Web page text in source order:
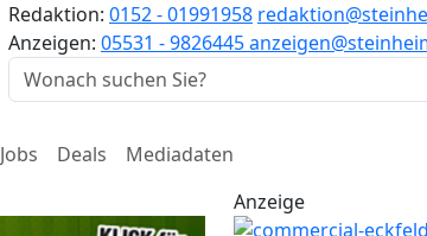
Redaktion: 0152 - 01991958
Anzeigen: 05531 - 9826445
Jobs Deals
Mediadaten
Anzeige